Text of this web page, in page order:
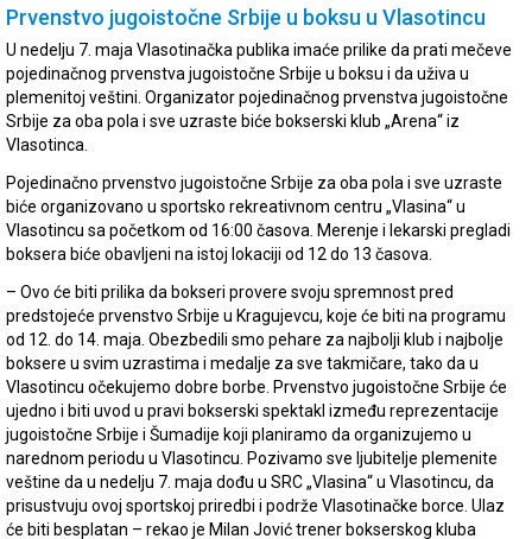
Prvenstvo jugoistočne Srbije u boksu u Vlasotincu
U nedelju 7. maja Vlasotinačka publika imaće prilike da prati mečeve
pojedinačnog prvenstva jugoistočne Srbije u boksu i da uživa u
plemenitoj veštini. Organizator pojedinačnog prvenstva jugoistočne
Srbije za oba pola i sve uzraste biće bokserski klub „Arena“ iz
Vlasotinca.
Pojedinačno prvenstvo jugoistočne Srbije za oba pola i sve uzraste
biće organizovano u sportsko rekreativnom centru „Vlasina“ u
Vlasotincu sa početkom od 16:00 časova. Merenje i lekarski pregladi
boksera biće obavljeni na istoj lokaciji od 12 do 13 časova.
– Ovo će biti prilika da bokseri provere svoju spremnost pred
predstojeće prvenstvo Srbije u Kragujevcu, koje će biti na programu
od 12. do 14. maja. Obezbedili smo pehare za najbolji klub i najbolje
boksere u svim uzrastima i medalje za sve takmičare, tako da u
Vlasotincu očekujemo dobre borbe. Prvenstvo jugoistočne Srbije će
ujedno i biti uvod u pravi bokserski spektakl između reprezentacije
jugoistočne Srbije i Šumadije koji planiramo da organizujemo u
narednom periodu u Vlasotincu. Pozivamo sve ljubitelje plemenite
veštine da u nedelju 7. maja dođu u SRC „Vlasina“ u Vlasotincu, da
prisustvuju ovoj sportskoj priredbi i podrže Vlasotinačke borce. Ulaz
će biti besplatan – rekao je Milan Jović trener bokserskog kluba